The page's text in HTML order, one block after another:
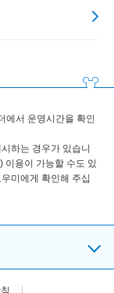
에서 운영시간을 확인
하는 경우가 있습니
이용이 가능할 수도 있
미에게 확인해 주십